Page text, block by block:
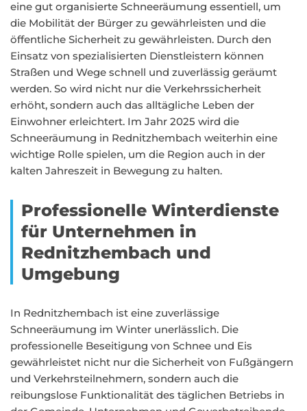
eine gut organisierte Schneeräumung essentiell, um
die Mobilität der Bürger zu gewährleisten und die
öffentliche Sicherheit zu gewährleisten. Durch den
Einsatz von spezialisierten Dienstleistern können
Straßen und Wege schnell und zuverlässig geräumt
werden. So wird nicht nur die Verkehrssicherheit
erhöht, sondern auch das alltägliche Leben der
Einwohner erleichtert. Im Jahr 2025 wird die
Schneeräumung in Rednitzhembach weiterhin eine
wichtige Rolle spielen, um die Region auch in der
kalten Jahreszeit in Bewegung zu halten.
Professionelle Winterdienste
für Unternehmen in
Rednitzhembach und
Umgebung
In Rednitzhembach ist eine zuverlässige
Schneeräumung im Winter unerlässlich. Die
professionelle Beseitigung von Schnee und Eis
gewährleistet nicht nur die Sicherheit von Fußgängern
und Verkehrsteilnehmern, sondern auch die
reibungslose Funktionalität des täglichen Betriebs in